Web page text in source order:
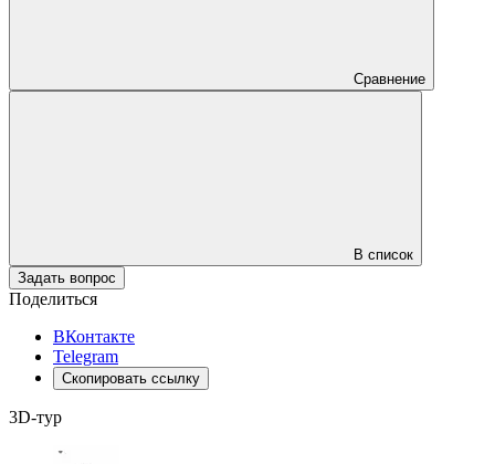
Сравнение
В список
Задать вопрос
Поделиться
ВКонтакте
Telegram
Скопировать ссылку
3D-тур